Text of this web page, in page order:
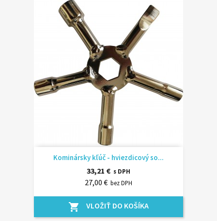
Kominársky kľúč - hviezdicový so...
33,21 € s DPH
27,00 € bez DPH
shopping_cart VLOŽIŤ DO KOŠÍKA